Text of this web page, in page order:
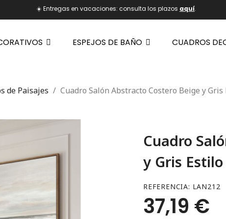
☀️ Entregas en vacaciones: consulta los plazos aquí.
ESPEJOS DE BAÑO CUADROS
de Paisajes Cuadro Salón Abstracto Costero Beige y
Cuadro
y Gris
REFERENCIA LAN212
37,19 €